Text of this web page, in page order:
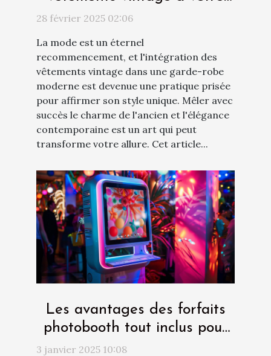
garde-robe moderne
28 février 2025 02:06
La mode est un éternel
recommencement, et l'intégration des
vêtements vintage dans une garde-robe
moderne est devenue une pratique prisée
pour affirmer son style unique. Mêler avec
succès le charme de l'ancien et l'élégance
contemporaine est un art qui peut
transforme votre allure. Cet article...
Les avantages des forfaits
photobooth tout inclus pour
les fêtes
3 janvier 2025 10:08